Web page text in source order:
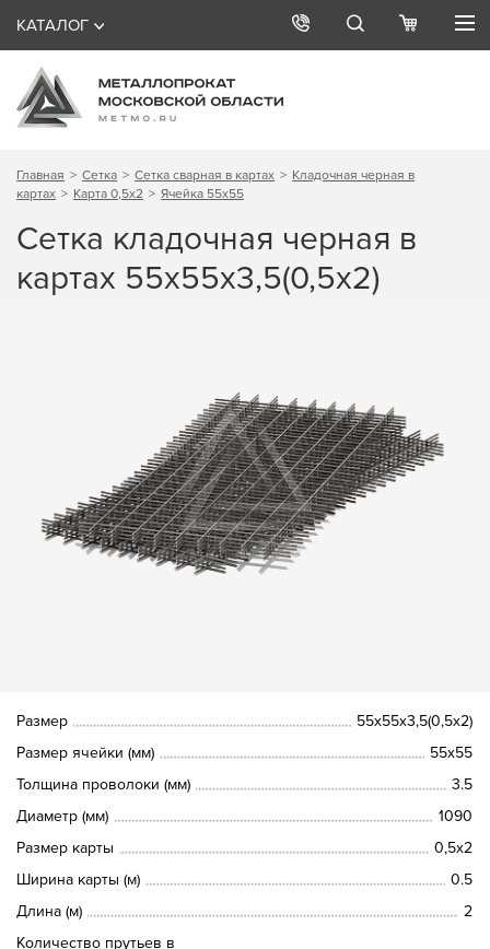
КАТАЛОГ
Главная Сетка Сетка сварная в картах
Кладочная черная в
картах
Карта 0,5х2 Ячейка 55х55
Сетка кладочная черная в
картах 55х55х3,5(0,5х2)
Размер
55х55х3,5(0,5х2)
Размер ячейки (мм)
55х55
Толщина проволоки (мм)
3.5
Диаметр (мм)
1090
Размер карты
0,5х2
Ширина карты (м)
0.5
Длина (м)
2
Количество прутьев в